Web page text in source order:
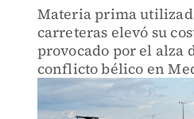
Materia prima
carreteras elevó su
provocado por el alza
conflicto bélico en